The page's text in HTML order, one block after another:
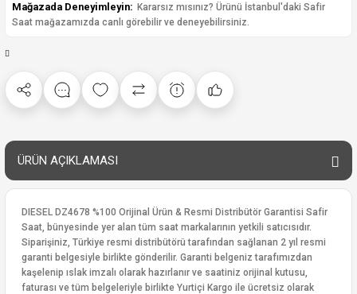
Mağazada Deneyimleyin: Kararsız mısınız? Ürünü İstanbul'daki Safir
Saat mağazamızda canlı görebilir ve deneyebilirsiniz.
ÜRÜN AÇIKLAMASI
DIESEL DZ4678 %100 Orijinal Ürün & Resmi Distribütör Garantisi Safir
Saat, bünyesinde yer alan tüm saat markalarının yetkili satıcısıdır.
Siparişiniz, Türkiye resmi distribütörü tarafından sağlanan 2 yıl resmi
garanti belgesiyle birlikte gönderilir. Garanti belgeniz tarafımızdan
kaşelenip ıslak imzalı olarak hazırlanır ve saatiniz orijinal kutusu,
faturası ve tüm belgeleriyle birlikte Yurtiçi Kargo ile ücretsiz olarak